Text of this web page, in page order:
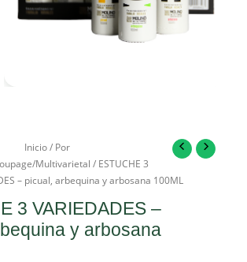
Inicio/ Por
Multivarietal / ESTUCHE 3
– picual, arbequina y arbosana 100ML
3 VARIEDADES –
y arbosana